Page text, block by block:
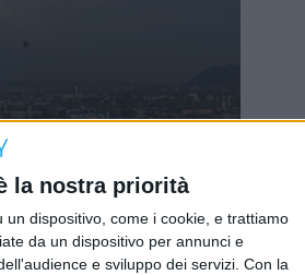
la nostra priorità
dispositivo, come i cookie, e trattiamo
da un dispositivo per annunci e
e sviluppo dei servizi. Con la
Montichiari